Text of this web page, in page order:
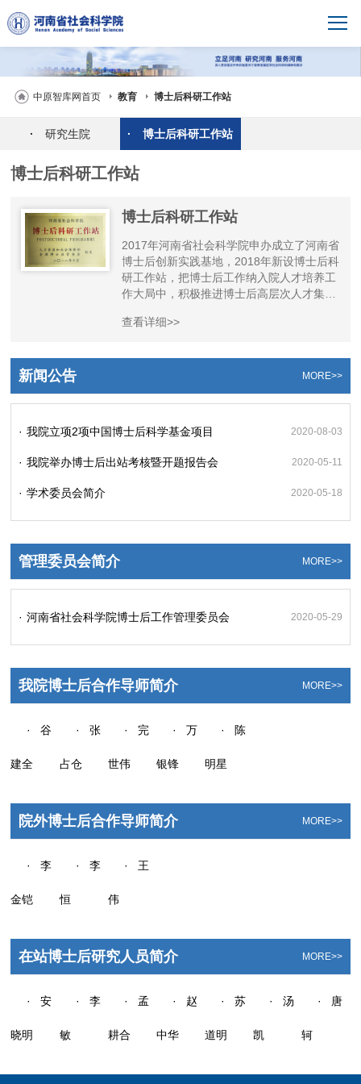
中原智库网首页 教育 博士后科研工作站
· 研究生院 · 博士后科研工作站
博士后科研工作站
博士后科研工作站
2017年河南省社会科学院申办成立了河南省
博士后创新实践基地，2018年新设博士后科
研工作站，把博士后工作纳入院人才培养工
作大局中，积极推进博士后高层次人才集聚
崛起新型智库建设、培养高层次创新型人
中的重要作用。
查看详细>>
新闻公告 MORE>>
· 我院立项2项中国博士后科学基金项目 2020-08-03
· 我院举办博士后出站考核暨开题报告会 2020-05-11
· 学术委员会简介 2020-05-18
管理委员会简介 MORE>>
· 河南省社会科学院博士后工作管理委员会 2020-05-29
我院博士后合作导师简介 MORE>>
· 谷
建全
· 张
占仓
· 完
世伟
· 万
银锋
· 陈
明星
院外博士后合作导师简介 MORE>>
· 李
金铠
· 李
恒
· 王
伟
在站博士后研究人员简介 MORE>>
· 安
晓明
· 李
敏
· 孟
耕合
· 赵
中华
· 苏
道明
· 汤
凯
· 唐
轲